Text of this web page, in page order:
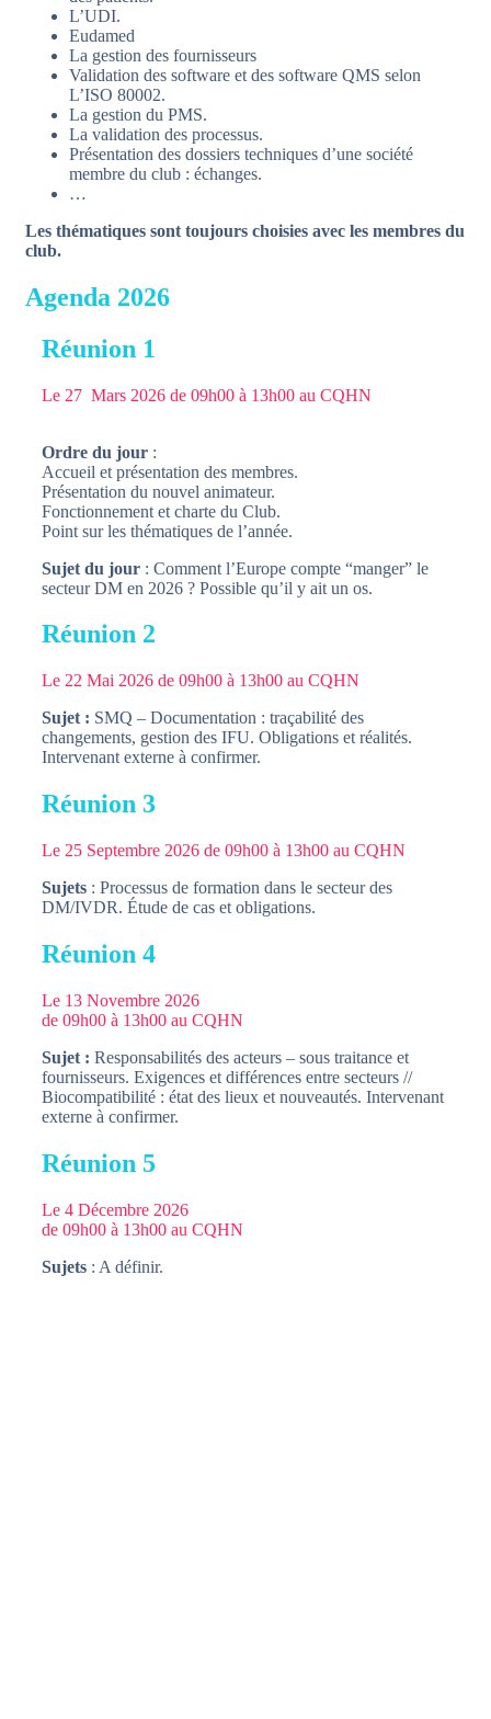
L’UDI.
Eudamed
La gestion des fournisseurs
Validation des software et des software QMS selon
L’ISO 80002.
La gestion du PMS.
La validation des processus.
Présentation des dossiers techniques d’une société
membre du club : échanges.
…
Les thématiques sont toujours choisies avec les membres du
club.
Agenda 2026
Réunion 1
Le 27 Mars 2026 de 09h00 à 13h00 au CQHN
Ordre du jour :
Accueil et présentation des membres.
Présentation du nouvel animateur.
Fonctionnement et charte du Club.
Point sur les thématiques de l’année.
Sujet du jour : Comment l’Europe compte “manger” le
secteur DM en 2026 ? Possible qu’il y ait un os.
Réunion 2
Le 22 Mai 2026 de 09h00 à 13h00 au CQHN
Sujet : SMQ – Documentation : traçabilité des
changements, gestion des IFU. Obligations et réalités.
Intervenant externe à confirmer.
Réunion 3
Le 25 Septembre 2026 de 09h00 à 13h00 au CQHN
Sujets : Processus de formation dans le secteur des
DM/IVDR. Étude de cas et obligations.
Réunion 4
Le 13 Novembre 2026
de 09h00 à 13h00 au CQHN
Sujet : Responsabilités des acteurs – sous traitance et
fournisseurs. Exigences et différences entre secteurs //
Biocompatibilité : état des lieux et nouveautés. Intervenant
externe à confirmer.
Réunion 5
Le 4 Décembre 2026
de 09h00 à 13h00 au CQHN
Sujets : A définir.